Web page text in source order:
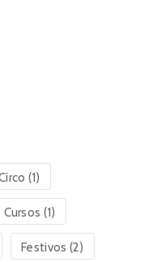
(1)
Cursos (1)
Festivos (2)